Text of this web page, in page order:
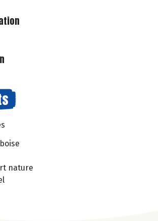
nature